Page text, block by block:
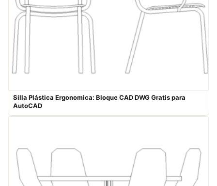
Silla Plástica Ergonomica: Bloque CAD DWG Gratis para
AutoCAD